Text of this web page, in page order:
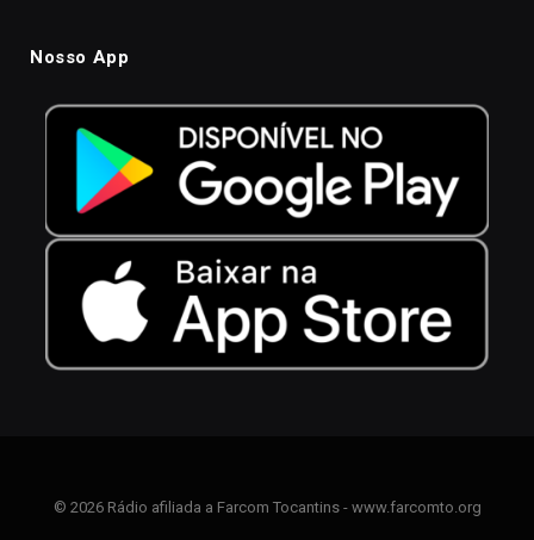
Nosso App
© 2026 Rádio afiliada a Farcom Tocantins - www.farcomto.org